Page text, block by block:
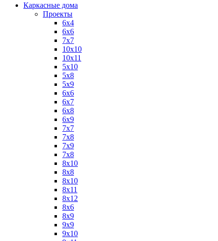
Каркасные дома
Проекты
6х4
6х6
7х7
10х10
10х11
5х10
5х8
5х9
6x6
6x7
6x8
6x9
7x7
7x8
7x9
7х8
8x10
8x8
8х10
8х11
8х12
8х6
8х9
9x9
9х10